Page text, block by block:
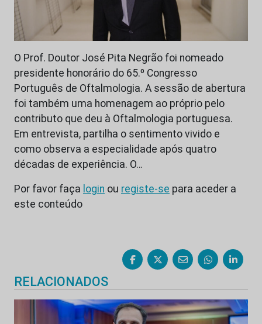
O Prof. Doutor José Pita Negrão foi nomeado
presidente honorário do 65.º Congresso
Português de Oftalmologia. A sessão de abertura
foi também uma homenagem ao próprio pelo
contributo que deu à Oftalmologia portuguesa.
Em entrevista, partilha o sentimento vivido e
como observa a especialidade após quatro
décadas de experiência. O…
Por favor faça login ou registe-se para aceder a
este conteúdo
RELACIONADOS